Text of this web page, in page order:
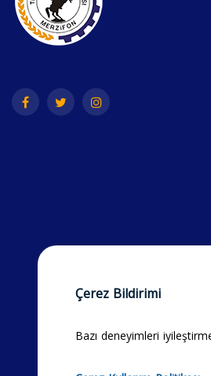
Çerez Bildirimi
Bazı deneyimleri